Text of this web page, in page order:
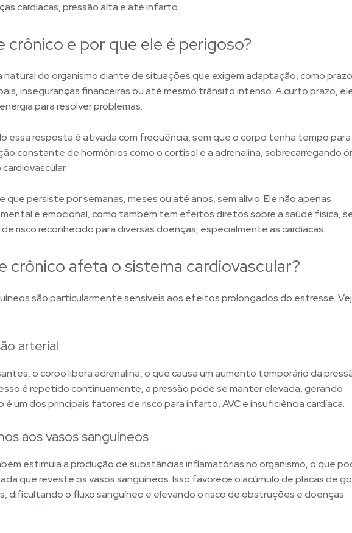
cardíacas, pressão alta e até infarto.
crônico e por que ele é perigoso?
do organismo diante de situações que exigem adaptação, como
inseguranças financeiras ou até mesmo trânsito intenso. A curto prazo,
para resolver problemas.
essa resposta é ativada com frequência, sem que o corpo tenha tempo para
constante de hormônios como o cortisol e a adrenalina, sobrecarregando
que persiste por semanas, meses ou até anos, sem alívio. Ele não apenas
e emocional, como também tem efeitos diretos sobre a saúde física,
risco reconhecido para diversas doenças, especialmente as cardíacas.
crônico afeta o sistema cardiovascular?
são particularmente sensíveis aos efeitos prolongados do estresse.
arterial
o corpo libera adrenalina, o que causa um aumento temporário da
é repetido continuamente, a pressão pode se manter elevada, gerando
um dos principais fatores de risco para infarto, AVC e insuficiência cardíaca.
aos vasos sanguíneos
estimula a produção de substâncias inflamatórias no organismo, o que
que reveste os vasos sanguíneos. Isso favorece o acúmulo de placas de
dificultando o fluxo sanguíneo e elevando o risco de obstruções e doenças